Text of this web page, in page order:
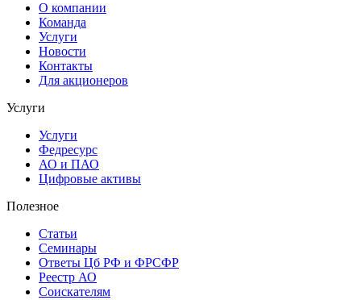
О компании
Команда
Услуги
Новости
Контакты
Для акционеров
Услуги
Услуги
Федресурс
АО и ПАО
Цифровые активы
Полезное
Статьи
Cеминары
Ответы Цб РФ и ФРСФР
Реестр АО
Соискателям